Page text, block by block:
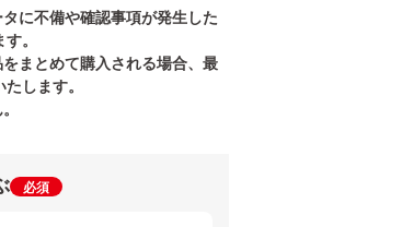
に不備や確認事項が発生した
。
まとめて購入される場合、最
します。
必須